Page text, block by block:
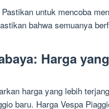
untuk mencoba
bahwa semuanya
Harga yang
harga yang lebih
baru. Harga Vespa